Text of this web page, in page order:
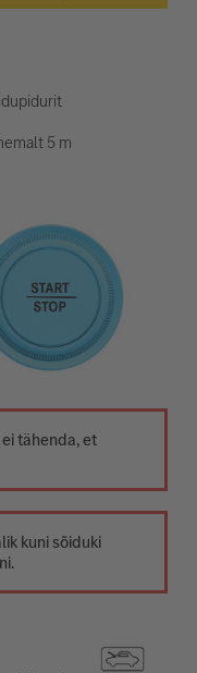
5 m
tähenda, et
kuni sõiduki